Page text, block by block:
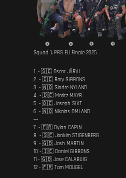
Squad 1, PRS EU Finale 2025
1 - 🇸🇪 Oscar JÄRVI
2 - 🇮🇪 Rory GIBBONS
3 - 🇳🇴 Sindre NYLAND
4 - 🇩🇪 Moritz MAYR
5 - 🇩🇪 Joseph SIXT
6 - 🇳🇴 Nikolas OMLAND
---
7 - 🇫🇷 Dylan CAPIN
8 - 🇸🇪 Joakim STIGENBERG
9 - 🇬🇧 Josh MARTIN
10 - 🇮🇪 Daniel GIBBONS
11 - 🇬🇧 Jose CALABUIG
12 - 🇫🇷 Tom MOUGEL